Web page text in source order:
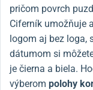
pričom povrch
Ciferník umožňuje
logom aj bez loga,
dátumom si
je čierna a biela.
výberom polohy